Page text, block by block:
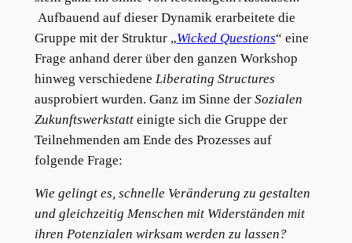
Aufbauend auf dieser Dynamik erarbeitete die
Gruppe mit der Struktur „Wicked Questions“ eine
Frage anhand derer über den ganzen Workshop
hinweg verschiedene Liberating Structures
ausprobiert wurden. Ganz im Sinne der Sozialen
Zukunftswerkstatteinigte sich die Gruppe der
Teilnehmenden am Ende des Prozesses auf
folgende Frage:
Wie gelingt es, schnelle Veränderung zu gestalten
und gleichzeitig Menschen mit Widerständen mit
ihren Potenzialen wirksam werden zu lassen?